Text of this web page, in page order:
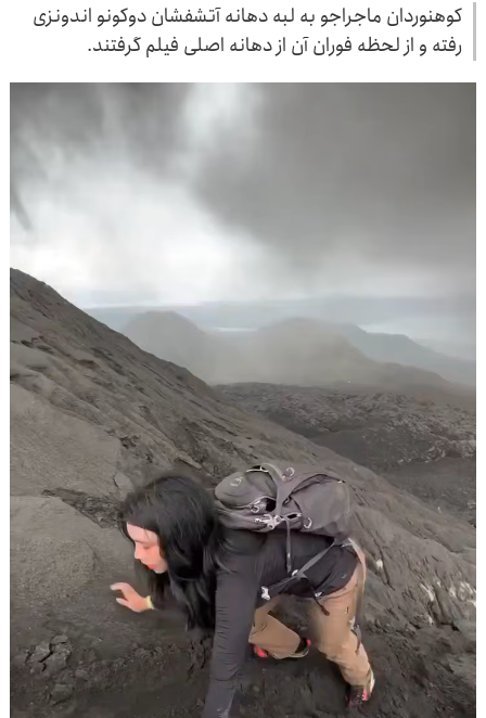
کوهنوردان ماجراجو به لبه دهانه آتشفشان دوکونو اندونزی
رفته و از لحظه فوران آن از دهانه اصلی فیلم گرفتند.